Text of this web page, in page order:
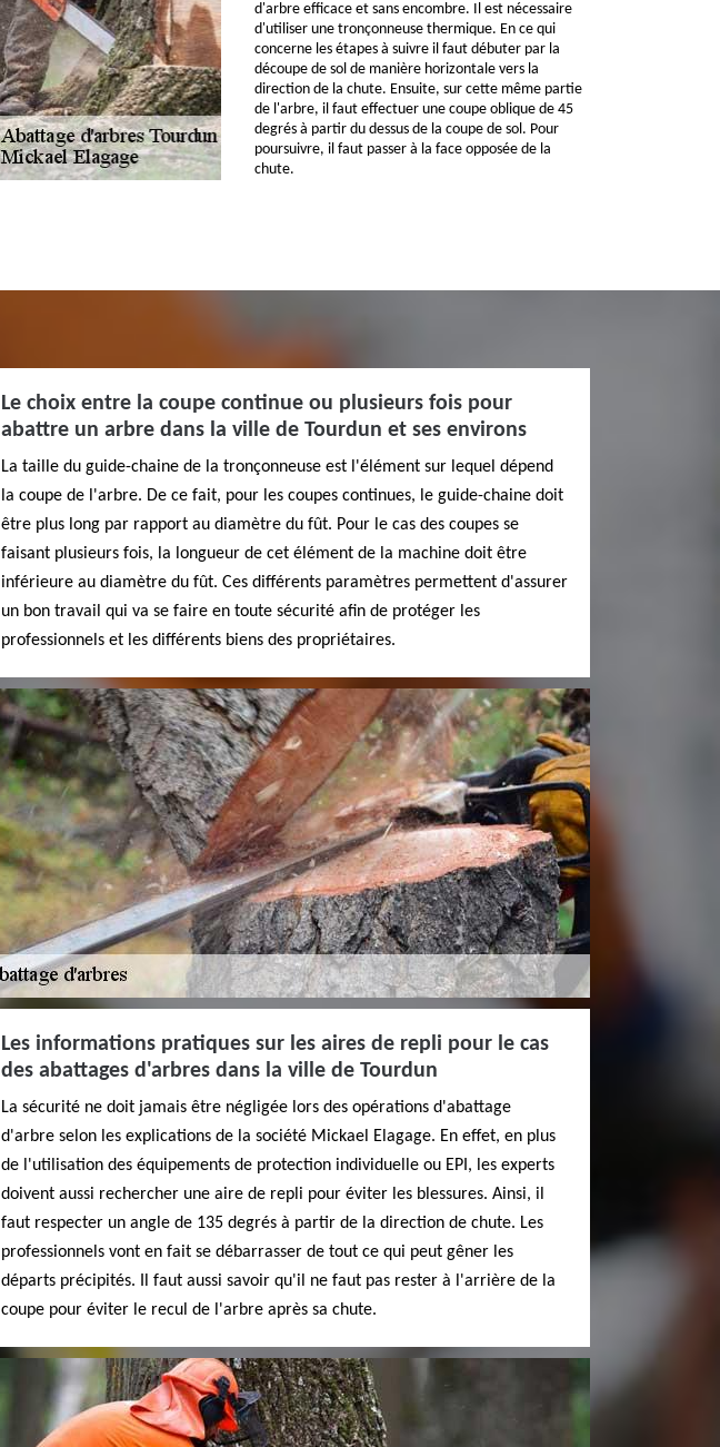
d'arbre efficace et sans encombre. Il est nécessaire
d'utiliser une tronçonneuse thermique. En ce qui
concerne les étapes à suivre il faut débuter par la
découpe de sol de manière horizontale vers la
direction de la chute. Ensuite, sur cette même partie
de l'arbre, il faut effectuer une coupe oblique de 45
degrés à partir du dessus de la coupe de sol. Pour
poursuivre, il faut passer à la face opposée de la
chute.
Le choix entre la coupe continue ou plusieurs fois pour
abattre un arbre dans la ville de Tourdun et ses environs
La taille du guide-chaine de la tronçonneuse est l'élément sur lequel dépend
la coupe de l'arbre. De ce fait, pour les coupes continues, le guide-chaine doit
être plus long par rapport au diamètre du fût. Pour le cas des coupes se
faisant plusieurs fois, la longueur de cet élément de la machine doit être
inférieure au diamètre du fût. Ces différents paramètres permettent d'assurer
un bon travail qui va se faire en toute sécurité afin de protéger les
professionnels et les différents biens des propriétaires.
Les informations pratiques sur les aires de repli pour le cas
des abattages d'arbres dans la ville de Tourdun
La sécurité ne doit jamais être négligée lors des opérations d'abattage
d'arbre selon les explications de la société Mickael Elagage. En effet, en plus
de l'utilisation des équipements de protection individuelle ou EPI, les experts
doivent aussi rechercher une aire de repli pour éviter les blessures. Ainsi, il
faut respecter un angle de 135 degrés à partir de la direction de chute. Les
professionnels vont en fait se débarrasser de tout ce qui peut gêner les
départs précipités. Il faut aussi savoir qu'il ne faut pas rester à l'arrière de la
coupe pour éviter le recul de l'arbre après sa chute.